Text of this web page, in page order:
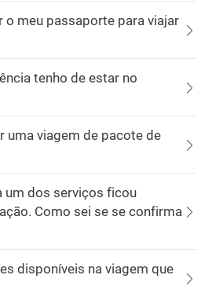
o meu passaporte para viajar
tenho de estar no
uma viagem de pacote de
um dos serviços ficou
Como sei se se confirma
disponíveis na viagem que